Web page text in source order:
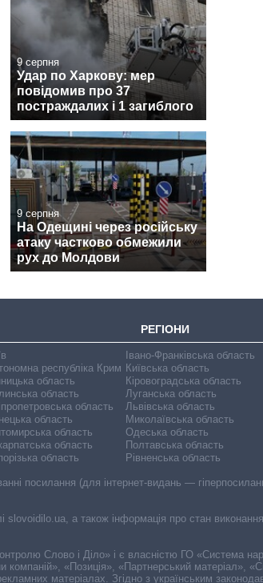
9 серпня
Удар по Харкову: мер
повідомив про 37
постраждалих і 1 загиблого
9 серпня
На Одещині через російську
атаку частково обмежили
рух до Молдови
РЕГІОНИ
республіка Крим
область
область
область
область
область
область
область
Івано-Франківська область
Київська область
Кіровоградська область
Луганська область
Львівська область
Миколаївська область
Одеська область
Полтавська область
Рівненська область
посилання (для інтернет-видань —
slovoidilo.ua, а також інформація про стан
Слово і Діло» і є власністю ГО «Система
«Позиція», «Партнерський матеріал»,
матеріалах. Згідно з українським